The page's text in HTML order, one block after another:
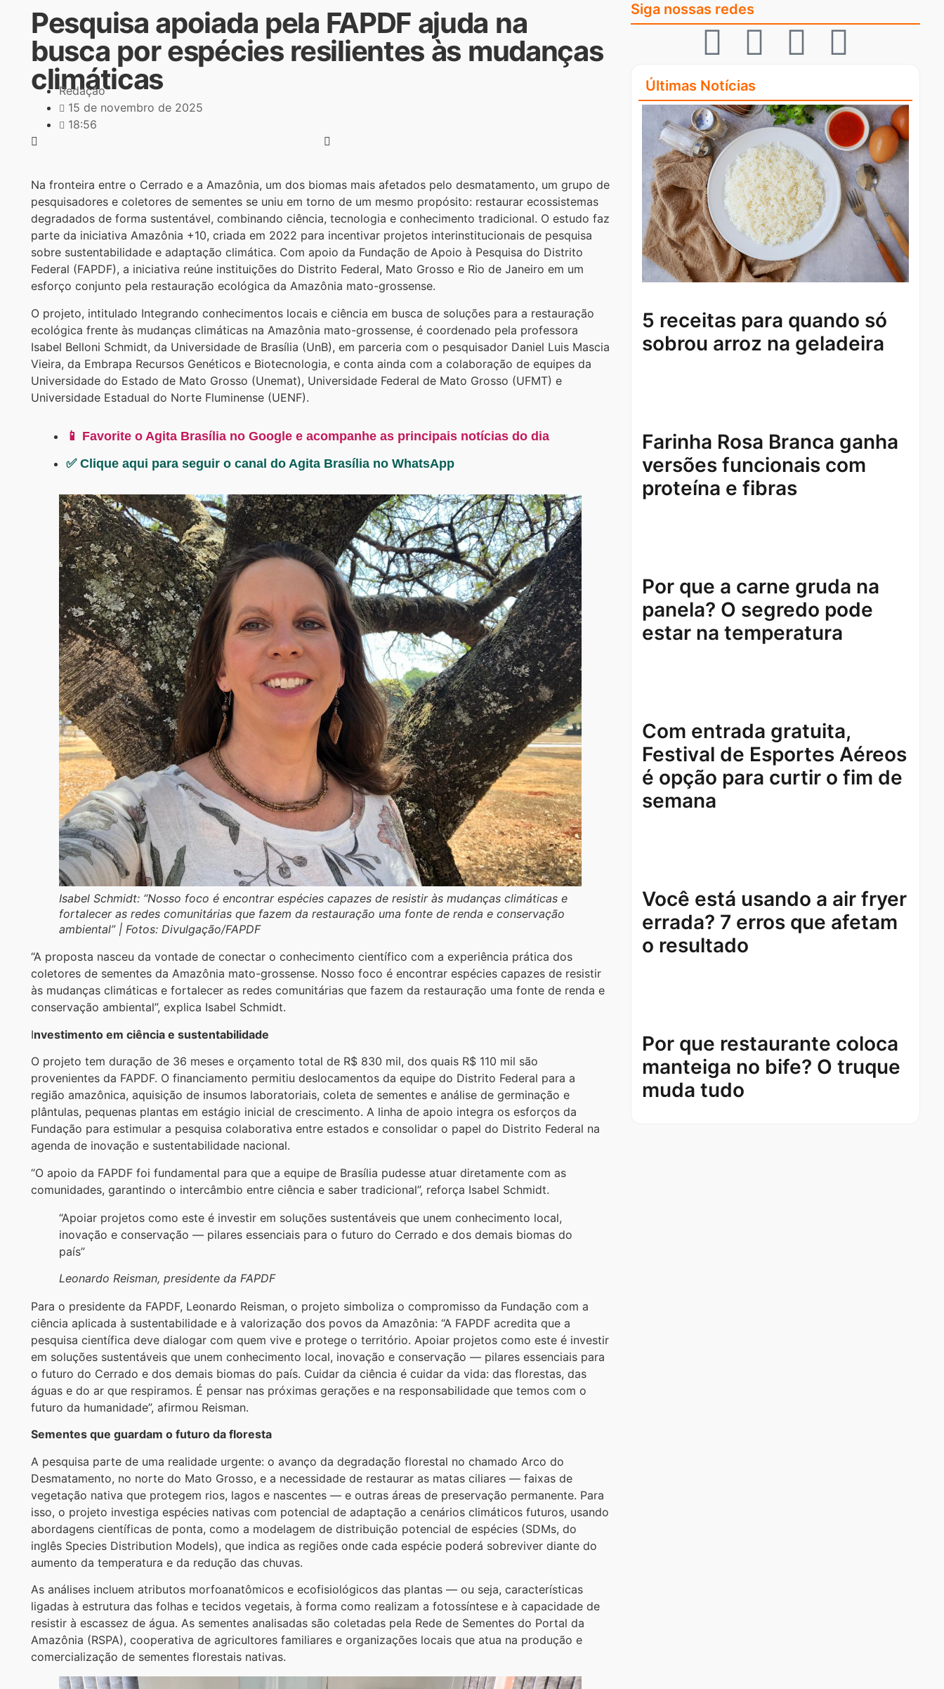
Pesquisa apoiada pela FAPDF ajuda na
busca por espécies resilientes às mudanças
climáticas
Redação
15 de novembro de 2025
18:56
Na fronteira entre o Cerrado e a Amazônia, um dos biomas mais afetados pelo desmatamento, um grupo de
pesquisadores e coletores de sementes se uniu em torno de um mesmo propósito: restaurar ecossistemas
degradados de forma sustentável, combinando ciência, tecnologia e conhecimento tradicional. O estudo faz
parte da iniciativa Amazônia +10, criada em 2022 para incentivar projetos interinstitucionais de pesquisa
sobre sustentabilidade e adaptação climática. Com apoio da Fundação de Apoio à Pesquisa do Distrito
Federal (FAPDF), a iniciativa reúne instituições do Distrito Federal, Mato Grosso e Rio de Janeiro em um
esforço conjunto pela restauração ecológica da Amazônia mato-grossense.
O projeto, intitulado Integrando conhecimentos locais e ciência em busca de soluções para a restauração
ecológica frente às mudanças climáticas na Amazônia mato-grossense, é coordenado pela professora
Isabel Belloni Schmidt, da Universidade de Brasília (UnB), em parceria com o pesquisador Daniel Luis Mascia
Vieira, da Embrapa Recursos Genéticos e Biotecnologia, e conta ainda com a colaboração de equipes da
Universidade do Estado de Mato Grosso (Unemat), Universidade Federal de Mato Grosso (UFMT) e
Universidade Estadual do Norte Fluminense (UENF).
📱 Favorite o Agita Brasília no Google e acompanhe as principais notícias do dia
✅ Clique aqui para seguir o canal do Agita Brasília no WhatsApp
Isabel Schmidt: “Nosso foco é encontrar espécies capazes de resistir às mudanças climáticas e
fortalecer as redes comunitárias que fazem da restauração uma fonte de renda e conservação
ambiental” | Fotos: Divulgação/FAPDF
“A proposta nasceu da vontade de conectar o conhecimento científico com a experiência prática dos
coletores de sementes da Amazônia mato-grossense. Nosso foco é encontrar espécies capazes de resistir
às mudanças climáticas e fortalecer as redes comunitárias que fazem da restauração uma fonte de renda e
conservação ambiental”, explica Isabel Schmidt.
Investimento em ciência e sustentabilidade
O projeto tem duração de 36 meses e orçamento total de R$ 830 mil, dos quais R$ 110 mil são
provenientes da FAPDF. O financiamento permitiu deslocamentos da equipe do Distrito Federal para a
região amazônica, aquisição de insumos laboratoriais, coleta de sementes e análise de germinação e
plântulas, pequenas plantas em estágio inicial de crescimento. A linha de apoio integra os esforços da
Fundação para estimular a pesquisa colaborativa entre estados e consolidar o papel do Distrito Federal na
agenda de inovação e sustentabilidade nacional.
“O apoio da FAPDF foi fundamental para que a equipe de Brasília pudesse atuar diretamente com as
comunidades, garantindo o intercâmbio entre ciência e saber tradicional”, reforça Isabel Schmidt.
“Apoiar projetos como este é investir em soluções sustentáveis que unem conhecimento local,
inovação e conservação — pilares essenciais para o futuro do Cerrado e dos demais biomas do
país”
Leonardo Reisman, presidente da FAPDF
Para o presidente da FAPDF, Leonardo Reisman, o projeto simboliza o compromisso da Fundação com a
ciência aplicada à sustentabilidade e à valorização dos povos da Amazônia: “A FAPDF acredita que a
pesquisa científica deve dialogar com quem vive e protege o território. Apoiar projetos como este é investir
em soluções sustentáveis que unem conhecimento local, inovação e conservação — pilares essenciais para
o futuro do Cerrado e dos demais biomas do país. Cuidar da ciência é cuidar da vida: das florestas, das
águas e do ar que respiramos. É pensar nas próximas gerações e na responsabilidade que temos com o
futuro da humanidade”, afirmou Reisman.
Sementes que guardam o futuro da floresta
A pesquisa parte de uma realidade urgente: o avanço da degradação florestal no chamado Arco do
Desmatamento, no norte do Mato Grosso, e a necessidade de restaurar as matas ciliares — faixas de
vegetação nativa que protegem rios, lagos e nascentes — e outras áreas de preservação permanente. Para
isso, o projeto investiga espécies nativas com potencial de adaptação a cenários climáticos futuros, usando
abordagens científicas de ponta, como a modelagem de distribuição potencial de espécies (SDMs, do
inglês Species Distribution Models), que indica as regiões onde cada espécie poderá sobreviver diante do
aumento da temperatura e da redução das chuvas.
As análises incluem atributos morfoanatômicos e ecofisiológicos das plantas — ou seja, características
ligadas à estrutura das folhas e tecidos vegetais, à forma como realizam a fotossíntese e à capacidade de
resistir à escassez de água. As sementes analisadas são coletadas pela Rede de Sementes do Portal da
Amazônia (RSPA), cooperativa de agricultores familiares e organizações locais que atua na produção e
comercialização de sementes florestais nativas.
Siga nossas redes
Últimas Notícias
5 receitas para quando só
sobrou arroz na geladeira
Farinha Rosa Branca ganha
versões funcionais com
proteína e fibras
Por que a carne gruda na
panela? O segredo pode
estar na temperatura
Com entrada gratuita,
Festival de Esportes Aéreos
é opção para curtir o fim de
semana
Você está usando a air fryer
errada? 7 erros que afetam
o resultado
Por que restaurante coloca
manteiga no bife? O truque
muda tudo